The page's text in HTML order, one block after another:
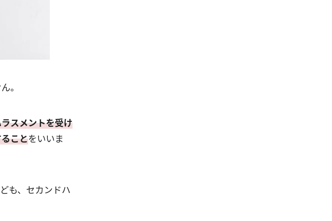
。
スメントを受け
ことをいいま
も、セカンドハ